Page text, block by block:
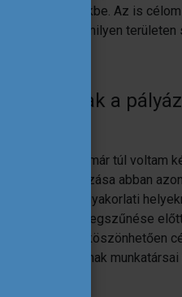
lehetőségekbe. Az is
hogy hol, milyen
voltak a
voltam, hiszen már túl
gyakorlat pályázása abban
közepén kell gyakorlati
jogviszony megszűnése
-nak köszönhetően
Irodájának